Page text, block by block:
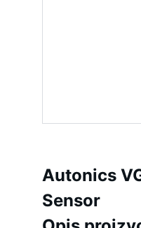
Autonics
Sensor